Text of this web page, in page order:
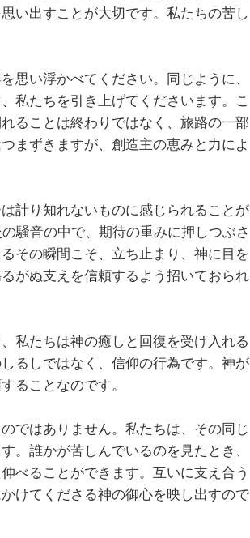
い出すことが大切です。私たちの苦し
思い浮かべてください。同じように、
私たちを引き上げてくださいます。こ
ることは終わりではなく、旅路の一部
まずきますが、創造主の恵みと力によ
計り知れないものに感じられることが
騒音の中で、期待の重みに押しつぶさ
その瞬間こそ、立ち止まり、神に目を
がぬ支えを信頼するよう招いておられ
私たちは神の癒しと回復を受け入れる
るしではなく、信仰の行為です。神が
ることなのです。
ではありません。私たちは、その同じ
。誰かが苦しんでいるのを見たとき、
べることができます。互いに支え合う
けてくださる神の御心を映し出すので